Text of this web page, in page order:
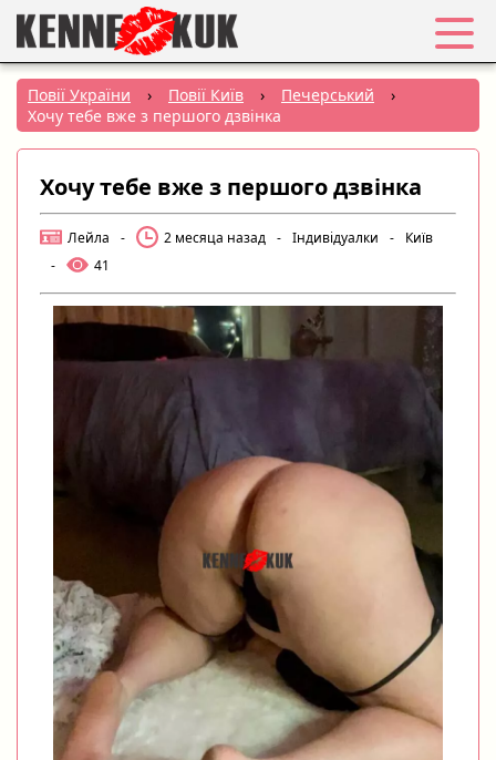
Обране
Вхід
Реєстрація
Міста:
РУС|
УКР
Створити оголошення
Повії України › Повії Київ › Печерський
›
Хочу тебе вже з першого дзвінка
Хочу тебе вже з першого дзвінка
Лейла - 2 месяца назад - Індивідуалки -
Київ
-
41